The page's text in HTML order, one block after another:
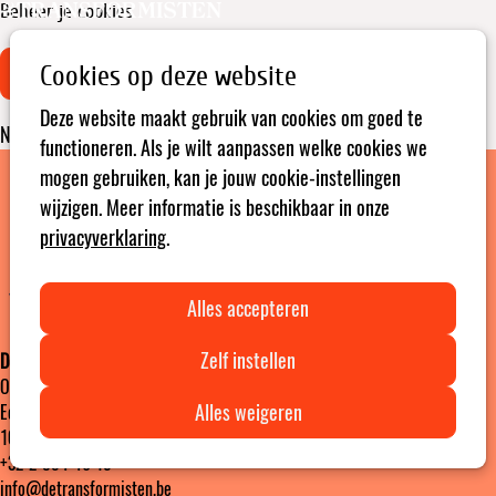
Cookies op deze website
Deze website maakt gebruik van cookies om goed te
functioneren. Als je wilt aanpassen welke cookies we
mogen gebruiken, kan je jouw cookie-instellingen
wijzigen. Meer informatie is beschikbaar in onze
privacyverklaring.
Alles accepteren
Zelf instellen
Alles weigeren
ZoekenOpen
Beheer je cookies
Cookie-toestemming aanpassen
Nog geen toestemming gegeven
De Transformisten vzw
Ondernemingsnummer: BE04 7243 6916
Edinburgstraat 26
1050 Brussel ‎ ‎‎‎ ‎ ‎ ‎ ‎ ‎ ‎ Ondernemingsnummer: 0472436916
+32 2 894 46 15
info@detransformisten.be